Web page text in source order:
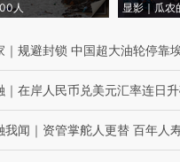
人
显影｜瓜农
｜ 规避封锁 中国超大油轮停靠
｜ 在岸人民币兑美元汇率连日
我闻 ｜ 资管掌舵人更替 百年人